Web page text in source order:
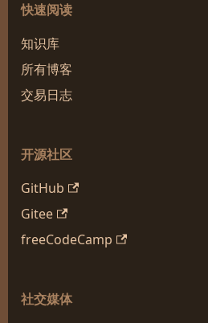
快速阅读
知识库
所有博客
交易日志
开源社区
GitHub
Gitee
freeCodeCamp
社交媒体